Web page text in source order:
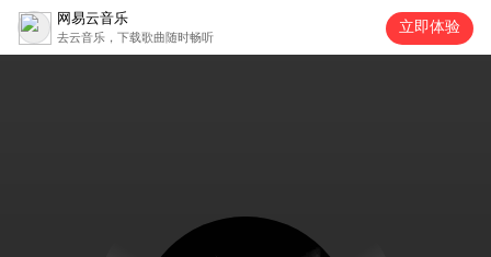
网易云音乐
去云音乐，下载歌曲随时畅听
立即体验